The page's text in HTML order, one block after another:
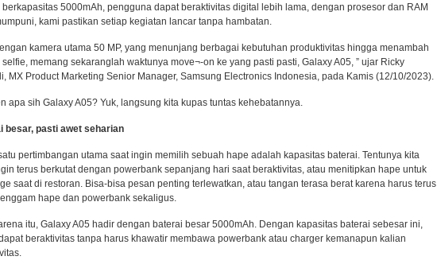
berkapasitas 5000mAh, pengguna dapat beraktivitas digital lebih lama, dengan prosesor dan RAM
kami pastikan setiap kegiatan lancar tanpa hambatan.
kamera utama 50 MP, yang menunjang berbagai kebutuhan produktivitas hingga menambah
selfie, memang sekaranglah waktunya move¬-on ke yang pasti pasti, Galaxy A05, ” ujar Ricky
MX Product Marketing Senior Manager, Samsung Electronics Indonesia, pada Kamis (12/10/2023).
apa sih Galaxy A05? Yuk, langsung kita kupas tuntas kehebatannya.
besar, pasti awet seharian
pertimbangan utama saat ingin memilih sebuah hape adalah kapasitas baterai. Tentunya kita
terus berkutat dengan powerbank sepanjang hari saat beraktivitas, atau menitipkan hape untuk
saat di restoran. Bisa-bisa pesan penting terlewatkan, atau tangan terasa berat karena harus terus
hape dan powerbank sekaligus.
itu, Galaxy A05 hadir dengan baterai besar 5000mAh. Dengan kapasitas baterai sebesar ini,
beraktivitas tanpa harus khawatir membawa powerbank atau charger kemanapun kalian